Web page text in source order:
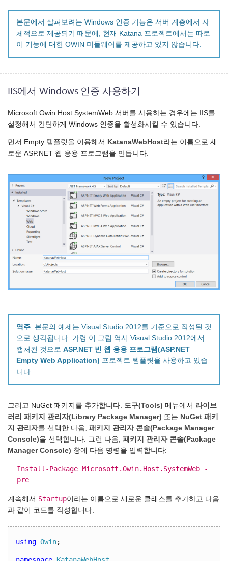
본문에서 살펴보려는 Windows 인증 기능은 서버 계층에서 자
체적으로 제공되기 때문에, 현재 Katana 프로젝트에서는 따로
이 기능에 대한 OWIN 미들웨어를 제공하고 있지 않습니다.
IIS에서 Windows 인증 사용하기
Microsoft.Owin.Host.SystemWeb 서버를 사용하는 경우에는 IIS를
설정해서 간단하게 Windows 인증을 활성화시킬 수 있습니다.
먼저 Empty 템플릿을 이용해서 KatanaWebHost라는 이름으로 새
로운 ASP.NET 웹 응용 프로그램을 만듭니다.
역주: 본문의 예제는 Visual Studio 2012를 기준으로 작성된 것
으로 생각됩니다. 가령 이 그림 역시 Visual Studio 2012에서
캡처된 것으로 ASP.NET 빈 웹 응용 프로그램(ASP.NET
Empty Web Application) 프로젝트 템플릿을 사용하고 있습
니다.
그리고 NuGet 패키지를 추가합니다. 도구(Tools) 메뉴에서 라이브
러리 패키지 관리자(Library Package Manager) 또는 NuGet 패키
지 관리자를 선택한 다음, 패키지 관리자 콘솔(Package Manager
Console)을 선택합니다. 그런 다음, 패키지 관리자 콘솔(Package
Manager Console) 창에 다음 명령을 입력합니다:
Install-Package Microsoft.Owin.Host.SystemWeb -
pre
계속해서 Startup이라는 이름으로 새로운 클래스를 추가하고 다음
과 같이 코드를 작성합니다:
using Owin;